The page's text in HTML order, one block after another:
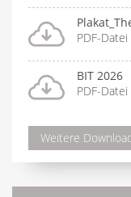
PDF-Datei
BIT 2026
PDF-Datei
Weitere